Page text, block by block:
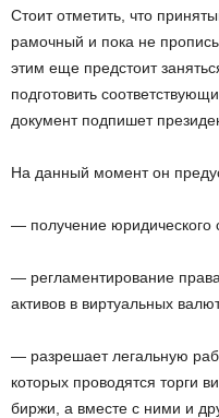
Стоит отметить, что
рамочный и пока не
этим еще предстоит
подготовить
документ подпишет
На данный момент он
— получение юридического
— регламентирование
активов в виртуальных
— разрешает легальную
которых проводятся торги
биржи, а вместе с ними и